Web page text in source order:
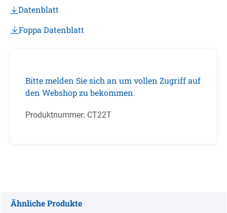
Datenblatt
Foppa Datenblatt
Bitte melden Sie sich an um vollen Zugriff auf
den Webshop zu bekommen.
Produktnummer: CT22T
Ähnliche Produkte